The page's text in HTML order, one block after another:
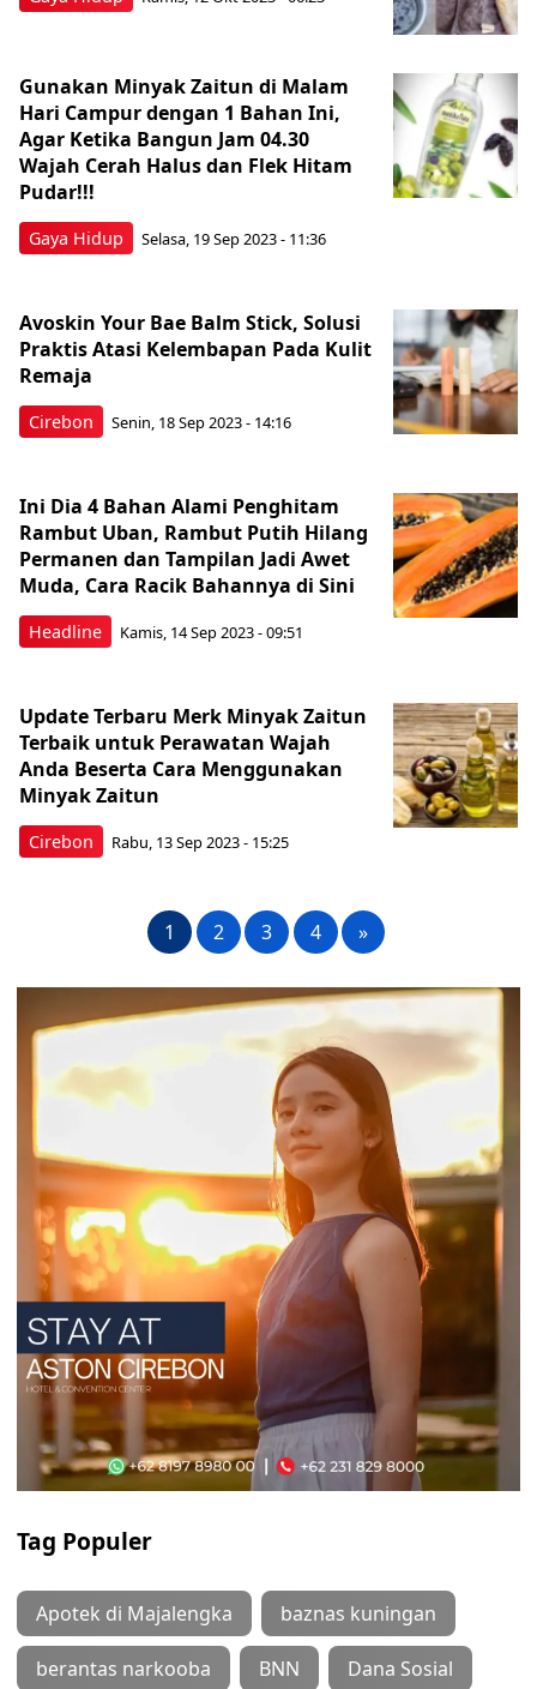
Gaya Hidup
Gunakan Minyak Zaitun di Malam
Hari Campur dengan 1 Bahan Ini,
Agar Ketika Bangun Jam 04.30
Wajah Cerah Halus dan Flek Hitam
Pudar!!!
Selasa, 19 Sep 2023 - 11:36
Cirebon
Avoskin Your Bae Balm Stick, Solusi
Praktis Atasi Kelembapan Pada Kulit
Remaja
Senin, 18 Sep 2023 - 14:16
Headline
Ini Dia 4 Bahan Alami Penghitam
Rambut Uban, Rambut Putih Hilang
Permanen dan Tampilan Jadi Awet
Muda, Cara Racik Bahannya di Sini
Kamis, 14 Sep 2023 - 09:51
Cirebon
Update Terbaru Merk Minyak Zaitun
Terbaik untuk Perawatan Wajah
Anda Beserta Cara Menggunakan
Minyak Zaitun
Rabu, 13 Sep 2023 - 15:25
1 2 3 4 »
Tag Populer
Apotek di Majalengka baznas kuningan
berantas narkooba BNN Dana Sosial